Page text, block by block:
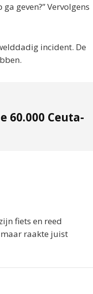
geven?” Vervolgens
incident. De
60.000 Ceuta-
fiets en reed
raakte juist